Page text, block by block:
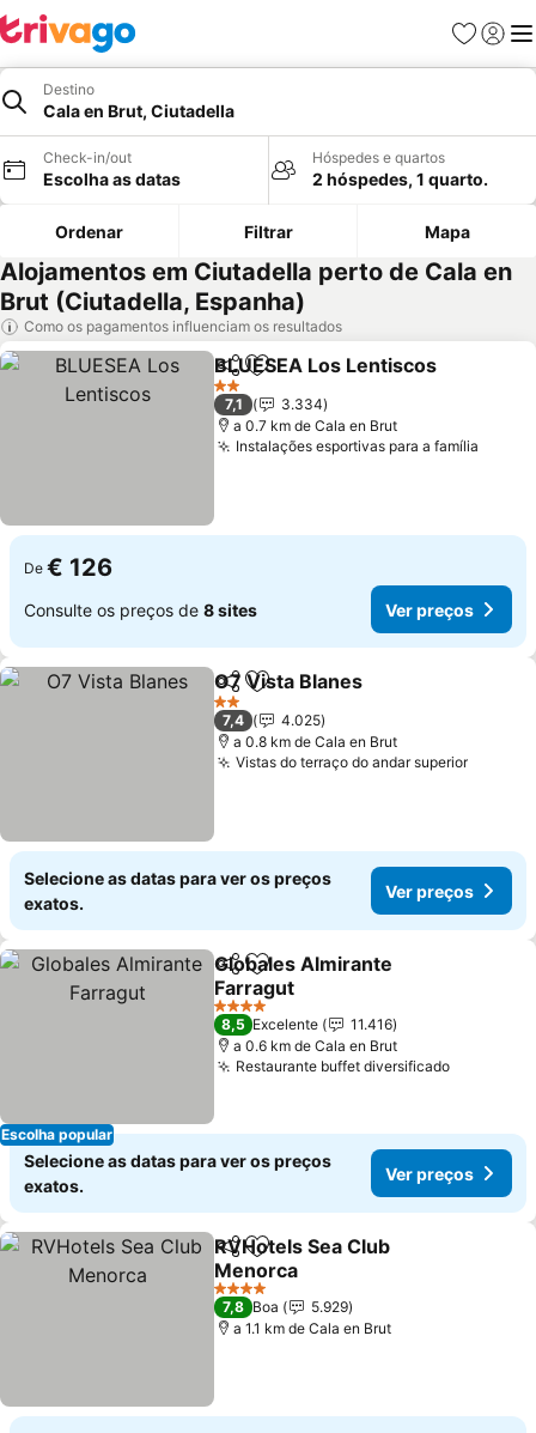
Favoritos
Iniciar
Destino
Cala en Brut, Ciutadella
Check-in/out
Escolha as datas
Hóspedes e quartos
2 hóspedes, 1 quarto.
Ordenar Filtrar Mapa
Alojamentos em Ciutadella perto de Cala en
Brut (Ciutadella, Espanha)
Como os pagamentos influenciam os resultados
PartilharAdicionar aos favoritos
BLUESEA Los Lentiscos
2 Estrelas
7,1
3.334
a 0.7 km de Cala en Brut
Instalações esportivas para a família
De € 126
Consulte os preços de 8 sites Ver preços
PartilharAdicionar aos favoritos
O7 Vista Blanes
2 Estrelas
7,4
4.025
a 0.8 km de Cala en Brut
Vistas do terraço do andar superior
Selecione as datas para ver os preços
exatos.
Ver preços
Escolha popular
PartilharAdicionar aos favoritos
Globales Almirante
Farragut
4 Estrelas
8,5 Excelente
11.416
a 0.6 km de Cala en Brut
Restaurante buffet diversificado
Selecione as datas para ver os preços
exatos.
Ver preços
PartilharAdicionar aos favoritos
RVHotels Sea Club
Menorca
4 Estrelas
7,8 Boa
5.929
a 1.1 km de Cala en Brut